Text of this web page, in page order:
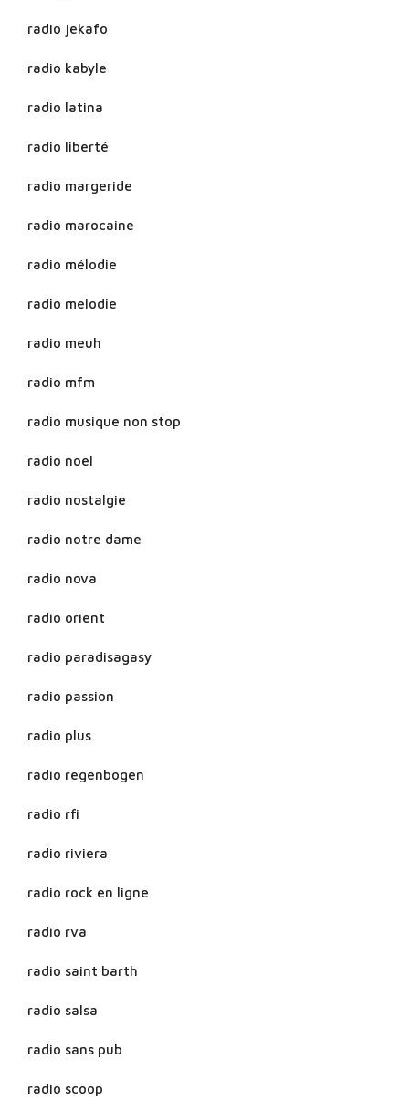
radio jekafo
radio kabyle
radio latina
radio liberté
radio margeride
radio marocaine
radio mélodie
radio melodie
radio meuh
radio mfm
radio musique non stop
radio noel
radio nostalgie
radio notre dame
radio nova
radio orient
radio paradisagasy
radio passion
radio plus
radio regenbogen
radio rfi
radio riviera
radio rock en ligne
radio rva
radio saint barth
radio salsa
radio sans pub
radio scoop